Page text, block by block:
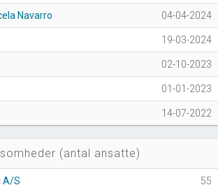
Navarro 04-04-2024
19-03-2024
02-10-2023
01-01-2023
14-07-2022
(antal ansatte)
A/S 55